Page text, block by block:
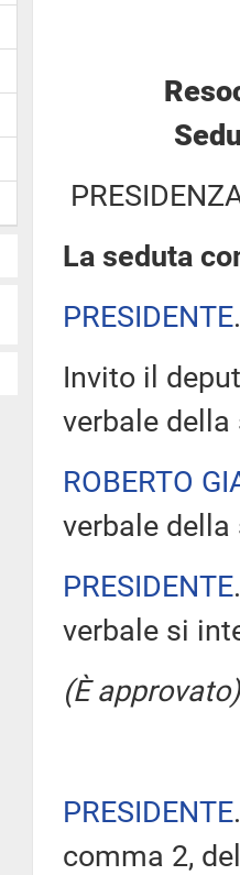
La seduta
PRESIDENTE
Invito il
verbale della
ROBERTO
verbale
PRESIDENTE
verbale si
(È approvato)
PRESIDENTE
comma 2,